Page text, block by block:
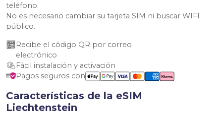
teléfono.
No es necesario cambiar su tarjeta SIM ni buscar WIFI
público.
Recibe el código QR por correo
electrónico
Fácil instalación y activación
Pagos seguros con
Características de la eSIM
Liechtenstein